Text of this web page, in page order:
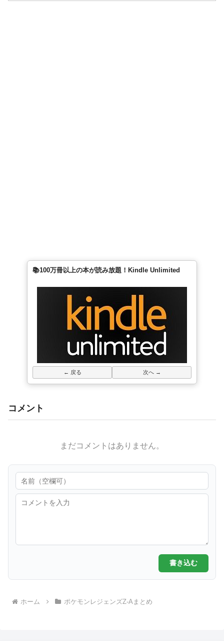
📚100万冊以上の本が読み放題！Kindle Unlimited
← 戻る 次へ →
コメント
まだコメントはありません。
書き込む
ホーム ポケモンレジェンズZ-Aまとめ